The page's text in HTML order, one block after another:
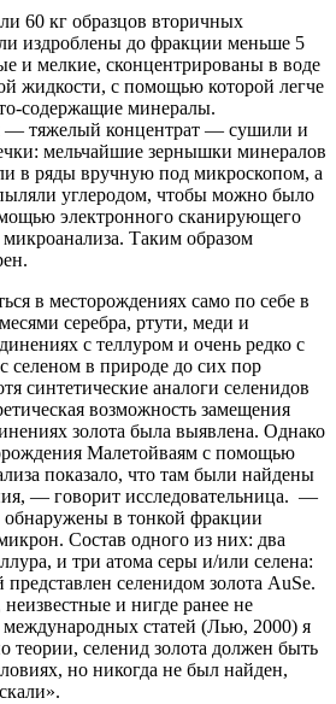
60 кг образцов вторичных
издроблены до фракции меньше 5
и мелкие, сконцентрированы в воде
жидкости, с помощью которой легче
содержащие минералы.
— тяжелый концентрат — сушили и
мельчайшие зернышки минералов
в ряды вручную под микроскопом, а
углеродом, чтобы можно было
электронного сканирующего
Таким образом
в месторождениях само по себе в
серебра, ртути, меди и
с теллуром и очень редко с
селеном в природе до сих пор
синтетические аналоги селенидов
возможность замещения
золота была выявлена. Однако
Малетойваям с помощью
показало, что там были найдены
— говорит исследовательница. —
в тонкой фракции
Состав одного из них: два
и три атома серы и/или селена:
селенидом золота AuSe.
и нигде ранее не
статей (Лью, 2000) я
теории, селенид золота должен быть
но никогда не был найден,